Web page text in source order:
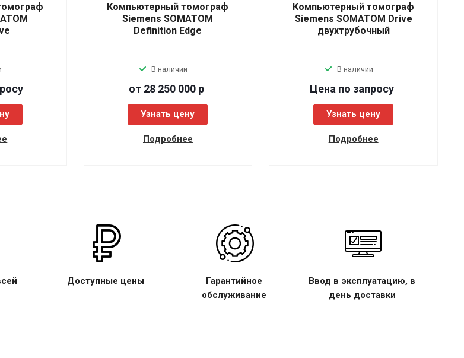
росу
Компьютерный томограф
Siemens SOMATOM
Definition Edge
В наличии
от 28 250 000 р
Узнать цену
Подробнее
Компьютерный томограф
Siemens SOMATOM Drive
двухтрубочный
В наличии
Цена по запросу
Узнать цену
Подробнее
Доступные цены
Гарантийное
обслуживание
Ввод в эксплуатацию, в
день доставки